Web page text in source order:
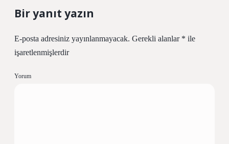
Bir yanıt yazın
E-posta adresiniz yayınlanmayacak. Gerekli alanlar * ile
işaretlenmişlerdir
Yorum